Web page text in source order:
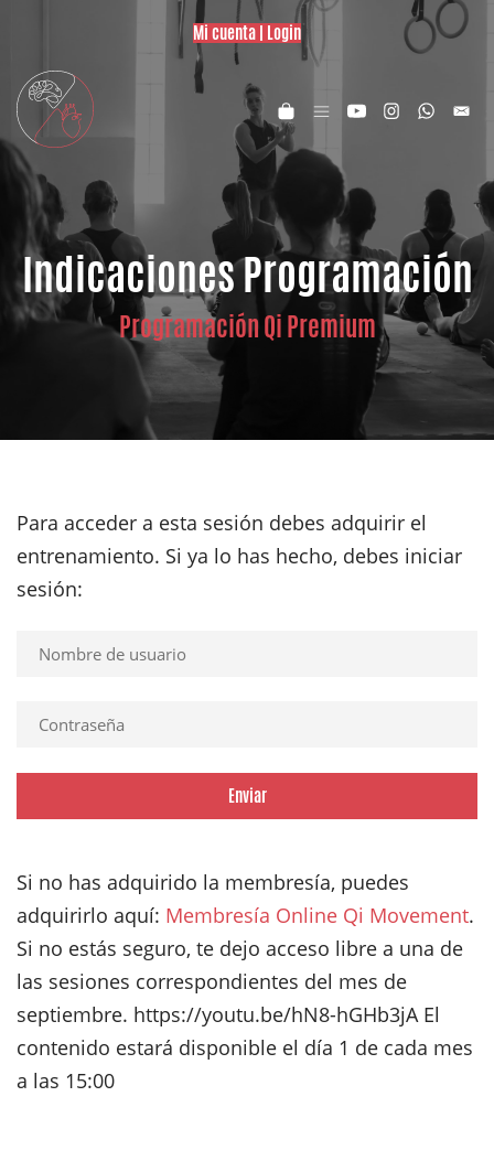
Mi cuenta | Login
Indicaciones Programación
Programación Qi Premium
Para acceder a esta sesión debes adquirir el
entrenamiento. Si ya lo has hecho, debes iniciar
sesión:
Enviar
Si no has adquirido la membresía, puedes
adquirirlo aquí: Membresía Online Qi Movement.
Si no estás seguro, te dejo acceso libre a una de
las sesiones correspondientes del mes de
septiembre. https://youtu.be/hN8-hGHb3jA El
contenido estará disponible el día 1 de cada mes
a las 15:00